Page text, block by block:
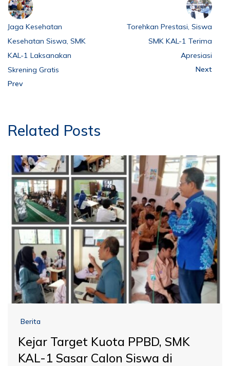
Jaga Kesehatan
Kesehatan Siswa, SMK
KAL-1 Laksanakan
Skrening Gratis
Prev
Torehkan Prestasi, Siswa
SMK KAL-1 Terima
Apresiasi
Next
Related Posts
Berita
Kejar Target Kuota PPBD, SMK
KAL-1 Sasar Calon Siswa di